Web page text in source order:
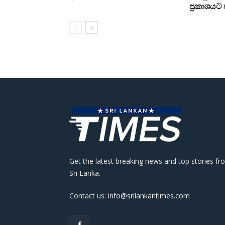
Get the latest breaking news and top stories
Sri Lanka.
Contact us: info@srilankantimes.com